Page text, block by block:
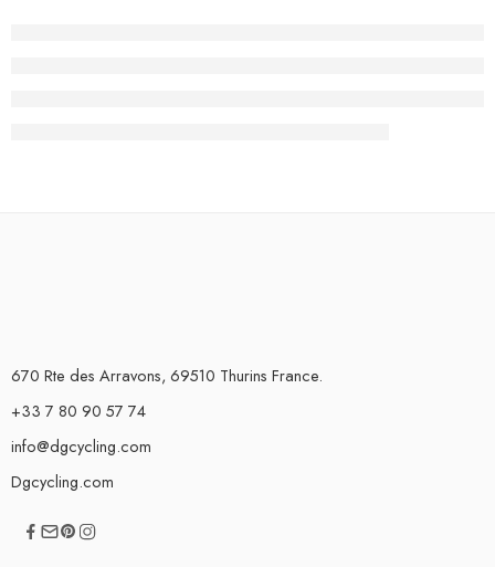
670 Rte des Arravons, 69510 Thurins France.
+33 7 80 90 57 74
info@dgcycling.com
Dgcycling.com